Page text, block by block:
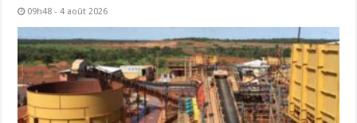
09h48 - 4 août 2026